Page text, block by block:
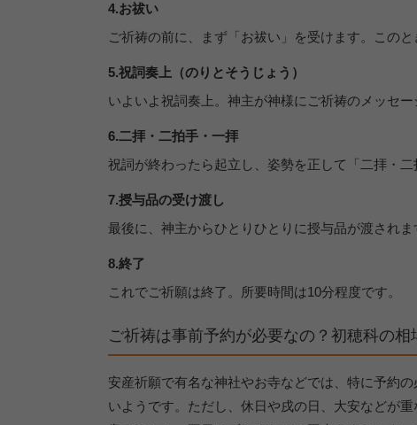
4.お祓い
ご祈祷の前に、まず「お祓い」を受けます。この
5.祝詞奏上（のりとそうじょう）
いよいよ祝詞奏上。神主が神様にご祈祷のメッセ
6.二拝・二拍手・一拝
祝詞が終わったら起立し、姿勢を正して「二拝・二
7.授与品の受け渡し
最後に、神主からひとりひとりに授与品が渡されま
8.終了
これでご祈願は終了。所要時間は10分程度です。
ご祈祷は事前予約が必要なの？初穂科の相
安産祈願で有名な神社やお寺などでは、特に予約
いようです。ただし、休日や戌の日、大安などが